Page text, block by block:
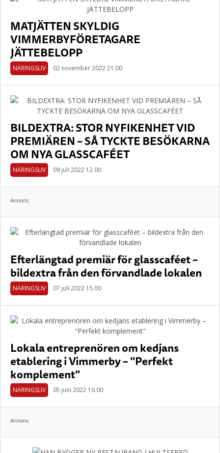
MATJÄTTEN SKYLDIG
VIMMERBYFÖRETAGARE
JÄTTEBELOPP
NÄRINGSLIV 02 november 2022 21.00
BILDEXTRA: STOR NYFIKENHET VID
PREMIÄREN – SÅ TYCKTE BESÖKARNA
OM NYA GLASSCAFÉET
NÄRINGSLIV 09 juli 2022 12.00
Annons:
Efterlängtad premiär för glasscaféet –
bildextra från den förvandlade lokalen
NÄRINGSLIV 07 juli 2022 15.00
Lokala entreprenören om kedjans
etablering i Vimmerby – "Perfekt
komplement"
NÄRINGSLIV 05 juni 2022 10.00
Annons: